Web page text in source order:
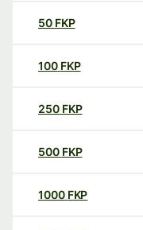
50 FKP
100 FKP
250 FKP
500 FKP
1000 FKP